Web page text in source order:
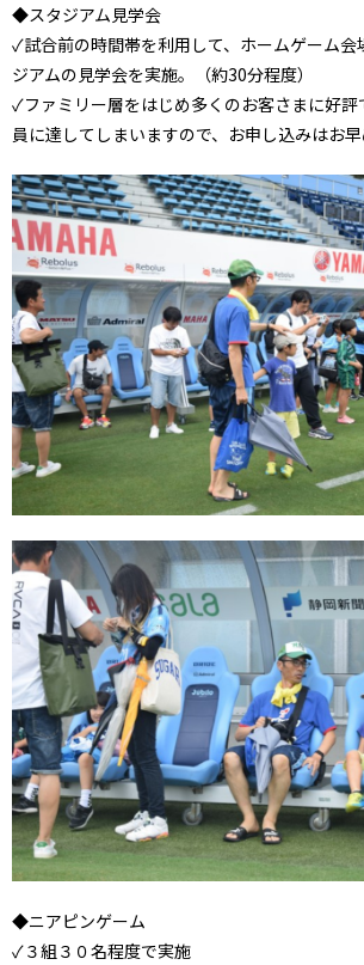
◆スタジアム見学会
✓試合前の時間帯を利用して、ホームゲーム会
ジアムの見学会を実施。（約30分程度）
✓ファミリー層をはじめ多くのお客さまに好評
員に達してしまいますので、お申し込みはお
◆ニアピンゲーム
✓３組３０名程度で実施